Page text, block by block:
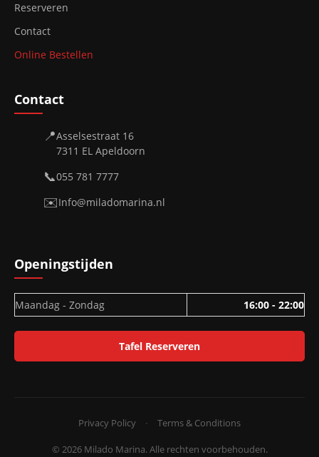
Reserveren
Contact
Online Bestellen
Contact
📍Asselsestraat 16
7311 EL Apeldoorn
📞055 781 7777
✉️Info@miladomarina.nl
Openingstijden
Maandag - Zondag 16:00 - 22:00
Tafel Reserveren
Privacy Policy • Terms & Conditions
© 2026 Milado Marina. Alle rechten voorbehouden.